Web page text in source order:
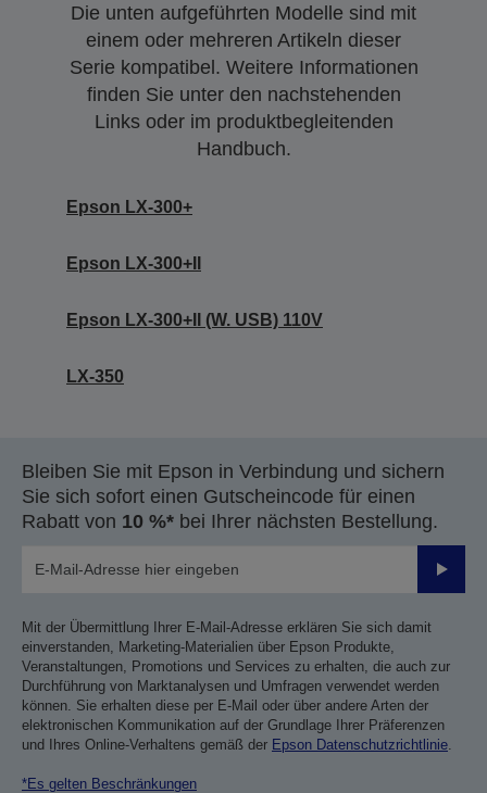
Die unten aufgeführten Modelle sind mit
einem oder mehreren Artikeln dieser
Serie kompatibel. Weitere Informationen
finden Sie unter den nachstehenden
Links oder im produktbegleitenden
Handbuch.
Epson LX-300+
Epson LX-300+II
Epson LX-300+II (W. USB) 110V
LX-350
Bleiben Sie mit Epson in Verbindung und sichern
Sie sich sofort einen Gutscheincode für einen
Rabatt von 10 %* bei Ihrer nächsten Bestellung.
Mit der Übermittlung Ihrer E-Mail-Adresse erklären Sie sich damit
einverstanden, Marketing-Materialien über Epson Produkte,
Veranstaltungen, Promotions und Services zu erhalten, die auch zur
Durchführung von Marktanalysen und Umfragen verwendet werden
können. Sie erhalten diese per E-Mail oder über andere Arten der
elektronischen Kommunikation auf der Grundlage Ihrer Präferenzen
und Ihres Online-Verhaltens gemäß der Epson Datenschutzrichtlinie
*Es gelten Beschränkungen